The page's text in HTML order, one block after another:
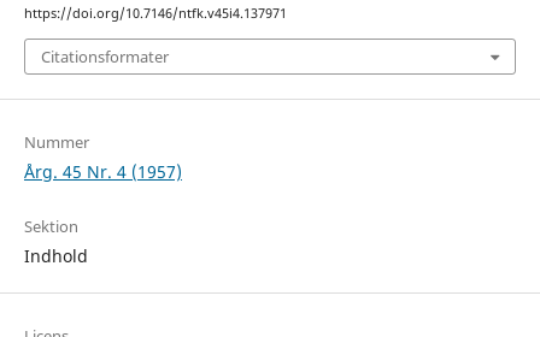
https://doi.org/10.7146/ntfk.v45i4.137971
Citationsformater
Nummer
Årg. 45 Nr. 4 (1957)
Sektion
Indhold